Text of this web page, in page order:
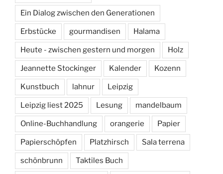
Ein Dialog zwischen den Generationen
Erbstücke gourmandisen Halama
Heute - zwischen gestern und morgen Holz
Jeannette Stockinger Kalender Kozenn
Kunstbuch lahnur Leipzig
Leipzig liest 2025 Lesung mandelbaum
Online-Buchhandlung orangerie Papier
Papierschöpfen Platzhirsch Sala terrena
schönbrunn Taktiles Buch